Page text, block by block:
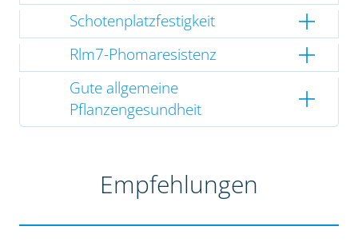
Schotenplatzfestigkeit
Rlm7-Phomaresistenz
Gute allgemeine
Pflanzengesundheit
Empfehlungen